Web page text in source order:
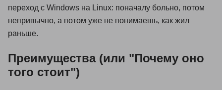
переход с Windows на Linux: поначалу больно, потом
непривычно, а потом уже не понимаешь, как жил
раньше.
Преимущества (или "Почему оно
того стоит")